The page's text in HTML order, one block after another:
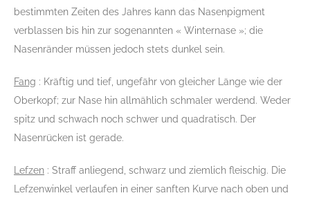
bestimmten Zeiten des Jahres kann das Nasenpigment
verblassen bis hin zur sogenannten « Winternase »; die
Nasenränder müssen jedoch stets dunkel sein.
Fang : Kräftig und tief, ungefähr von gleicher Länge wie der
Oberkopf; zur Nase hin allmählich schmaler werdend. Weder
spitz und schwach noch schwer und quadratisch. Der
Nasenrücken ist gerade.
Lefzen : Straff anliegend, schwarz und ziemlich fleischig. Die
Lefzenwinkel verlaufen in einer sanften Kurve nach oben und